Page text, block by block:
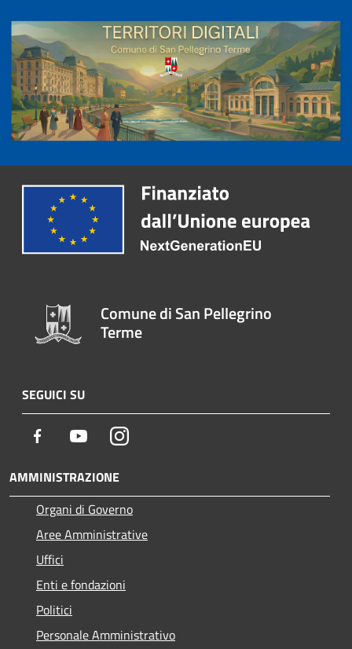
Comune di San Pellegrino
Terme
SEGUICI SU
Facebook YoutubeInstagram
AMMINISTRAZIONE
Organi di Governo
Aree Amministrative
Uffici
Enti e fondazioni
Politici
Personale Amministrativo